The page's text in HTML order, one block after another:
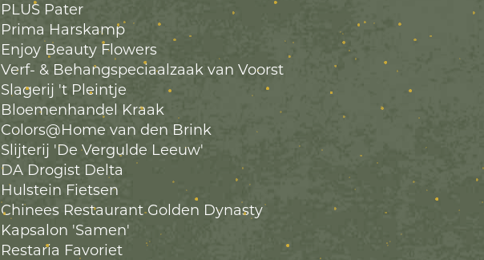
PLUS Pater
Prima Harskamp
Enjoy Beauty Flowers
Verf- & Behangspeciaalzaak van Voorst
Slagerij 't Pleintje
Bloemenhandel Kraak
Colors@Home van den Brink
Slijterij 'De Vergulde Leeuw'
DA Drogist Delta
Hulstein Fietsen
Chinees Restaurant Golden Dynasty
Kapsalon 'Samen'
Restaria Favoriet